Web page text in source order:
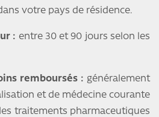
votre pays de résidence.
: entre 30 et 90 jours selon les
remboursés : généralement
et de médecine courante
traitements pharmaceutiques